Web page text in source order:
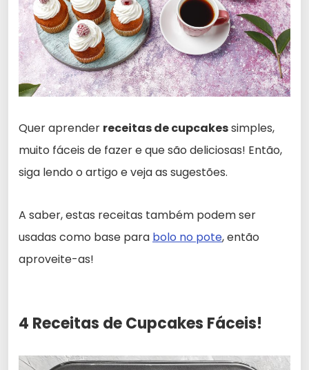
Quer aprender receitas de cupcakessimples,
muito fáceis de fazer e que são deliciosas! Então,
siga lendo o artigo e veja as sugestões.
A saber, estas receitas também podem ser
usadas como base para bolo no pote, então
aproveite-as!
4 Receitas de Cupcakes Fáceis!